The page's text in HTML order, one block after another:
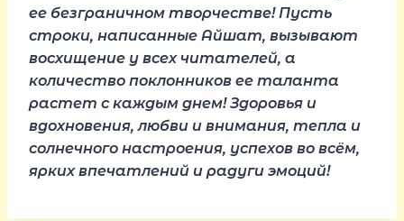
ее безграничном творчестве! Пусть
строки, написанные Айшат, вызывают
восхищение у всех читателей, а
количество поклонников ее таланта
растет с каждым днем! Здоровья и
вдохновения, любви и внимания, тепла и
солнечного настроения, успехов во всём,
ярких впечатлений и радуги эмоций!